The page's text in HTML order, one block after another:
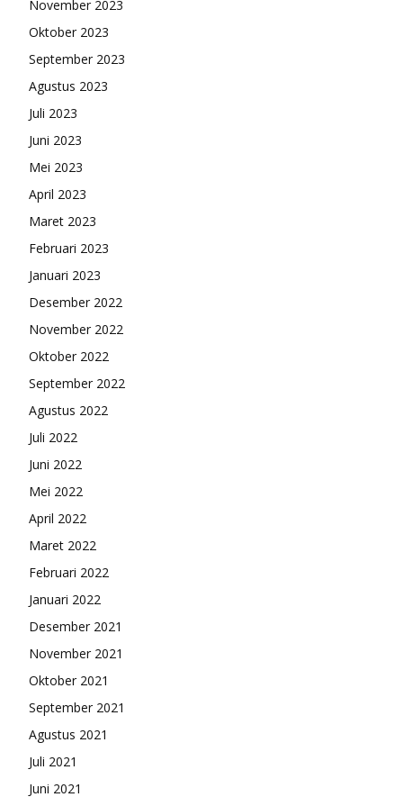
November 2023
Oktober 2023
September 2023
Agustus 2023
Juli 2023
Juni 2023
Mei 2023
April 2023
Maret 2023
Februari 2023
Januari 2023
Desember 2022
November 2022
Oktober 2022
September 2022
Agustus 2022
Juli 2022
Juni 2022
Mei 2022
April 2022
Maret 2022
Februari 2022
Januari 2022
Desember 2021
November 2021
Oktober 2021
September 2021
Agustus 2021
Juli 2021
Juni 2021